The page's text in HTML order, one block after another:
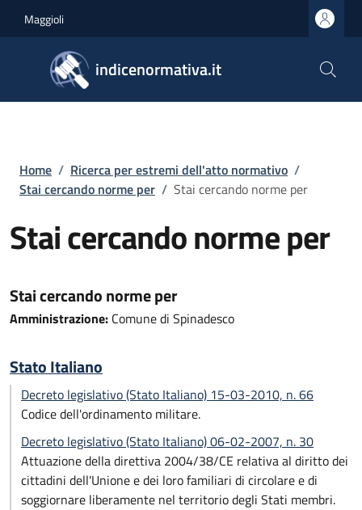
Maggioli
indicenormativa.it
Briciole di pane
Home / Ricerca per estremi dell'atto normativo /
Stai cercando norme per / Stai cercando norme per
Stai cercando norme per
Stai cercando norme per
Amministrazione: Comune di Spinadesco
Stato Italiano
Decreto legislativo (Stato Italiano) 15-03-2010, n. 66
Codice dell'ordinamento militare.
Decreto legislativo (Stato Italiano) 06-02-2007, n. 30
Attuazione della direttiva 2004/38/CE relativa al diritto dei
cittadini dell'Unione e dei loro familiari di circolare e di
soggiornare liberamente nel territorio degli Stati membri.